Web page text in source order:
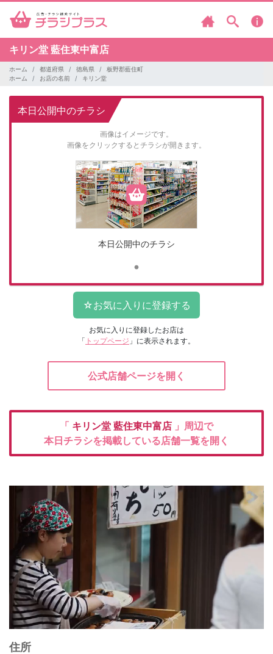
キリン堂 藍住東中富店
ホーム 都道府県 徳島県
板野郡藍住町
ホーム
お店の名前 キリン堂
本日公開中のチラシ
画像はイメージです。
画像をクリックするとチラシが開きます。
本日公開中のチラシ
お気に入りに登録したお店は
「 トップページ 」に表示されます。
公式店舗ページを開く
「 キリン堂 藍住東中富店 」周辺で
本日チラシを掲載している店舗一覧を開く
住所